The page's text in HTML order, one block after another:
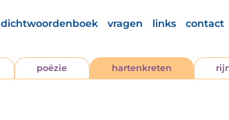
dichtwoordenboek vragen links contact
poëzie hartenkreten